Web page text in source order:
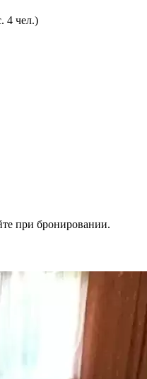
4 чел.)
при бронировании.